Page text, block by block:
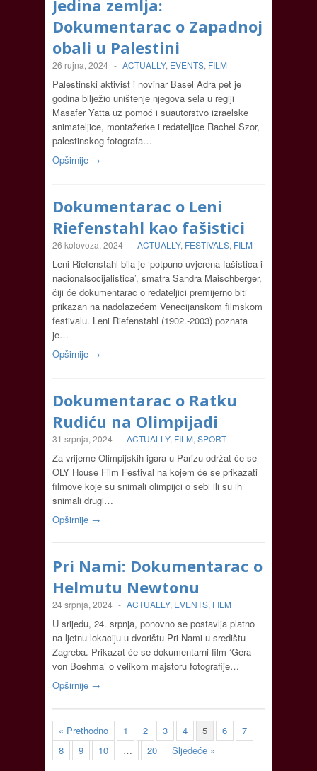
Jedina zemlja:
Dokumentarac o Zapadnoj
obali u Palestini
26 rujna, 2024 - ACTUALLY, EVENTS, FILM
Palestinski aktivist i novinar Basel Adra pet je
godina bilježio uništenje njegova sela u regiji
Masafer Yatta uz pomoć i suautorstvo izraelske
snimateljice, montažerke i redateljice Rachel Szor,
palestinskog fotografa…
Opširnije →
Dokumentarac o Leni
Riefenstahl kao fašistici
26 kolovoza, 2024 - ACTUALLY, FESTIVALS, FILM
Leni Riefenstahl bila je ‘potpuno uvjerena fašistica i
nacionalsocijalistica’, smatra Sandra Maischberger,
čiji će dokumentarac o redateljici premijerno biti
prikazan na nadolazećem Venecijanskom filmskom
festivalu. Leni Riefenstahl (1902.-2003) poznata
je…
Opširnije →
Dokumentarac o Ratku
Rudiću na Olimpijadi
31 srpnja, 2024 - ACTUALLY, FILM, SPORT
Za vrijeme Olimpijskih igara u Parizu održat će se
OLY House Film Festival na kojem će se prikazati
filmove koje su snimali olimpijci o sebi ili su ih
snimali drugi…
Opširnije →
Pri Nami: Dokumentarac o
Helmutu Newtonu
24 srpnja, 2024 - ACTUALLY, EVENTS, FILM
U srijedu, 24. srpnja, ponovno se postavlja platno
na ljetnu lokaciju u dvorištu Pri Nami u središtu
Zagreba. Prikazat će se dokumentarni film ‘Gera
von Boehma’ o velikom majstoru fotografije…
Opširnije →
« Prethodno 1 2 3 4 5 6
7
8
9 10 … 20 Sljedeće »